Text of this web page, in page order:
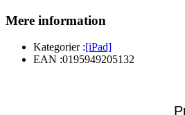
Mere information
Kategorier :[iPad]
EAN :0195949205132